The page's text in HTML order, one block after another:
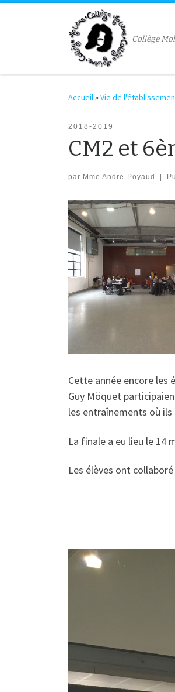
Passer au contenu
Collège
Accueil»Vie de
2018-2019
CM2 et
par Mme Andre-Poyaud
Cette année encore les
Guy Möquet
les entraînements où
La finale a eu lieu le 14
Les élèves ont